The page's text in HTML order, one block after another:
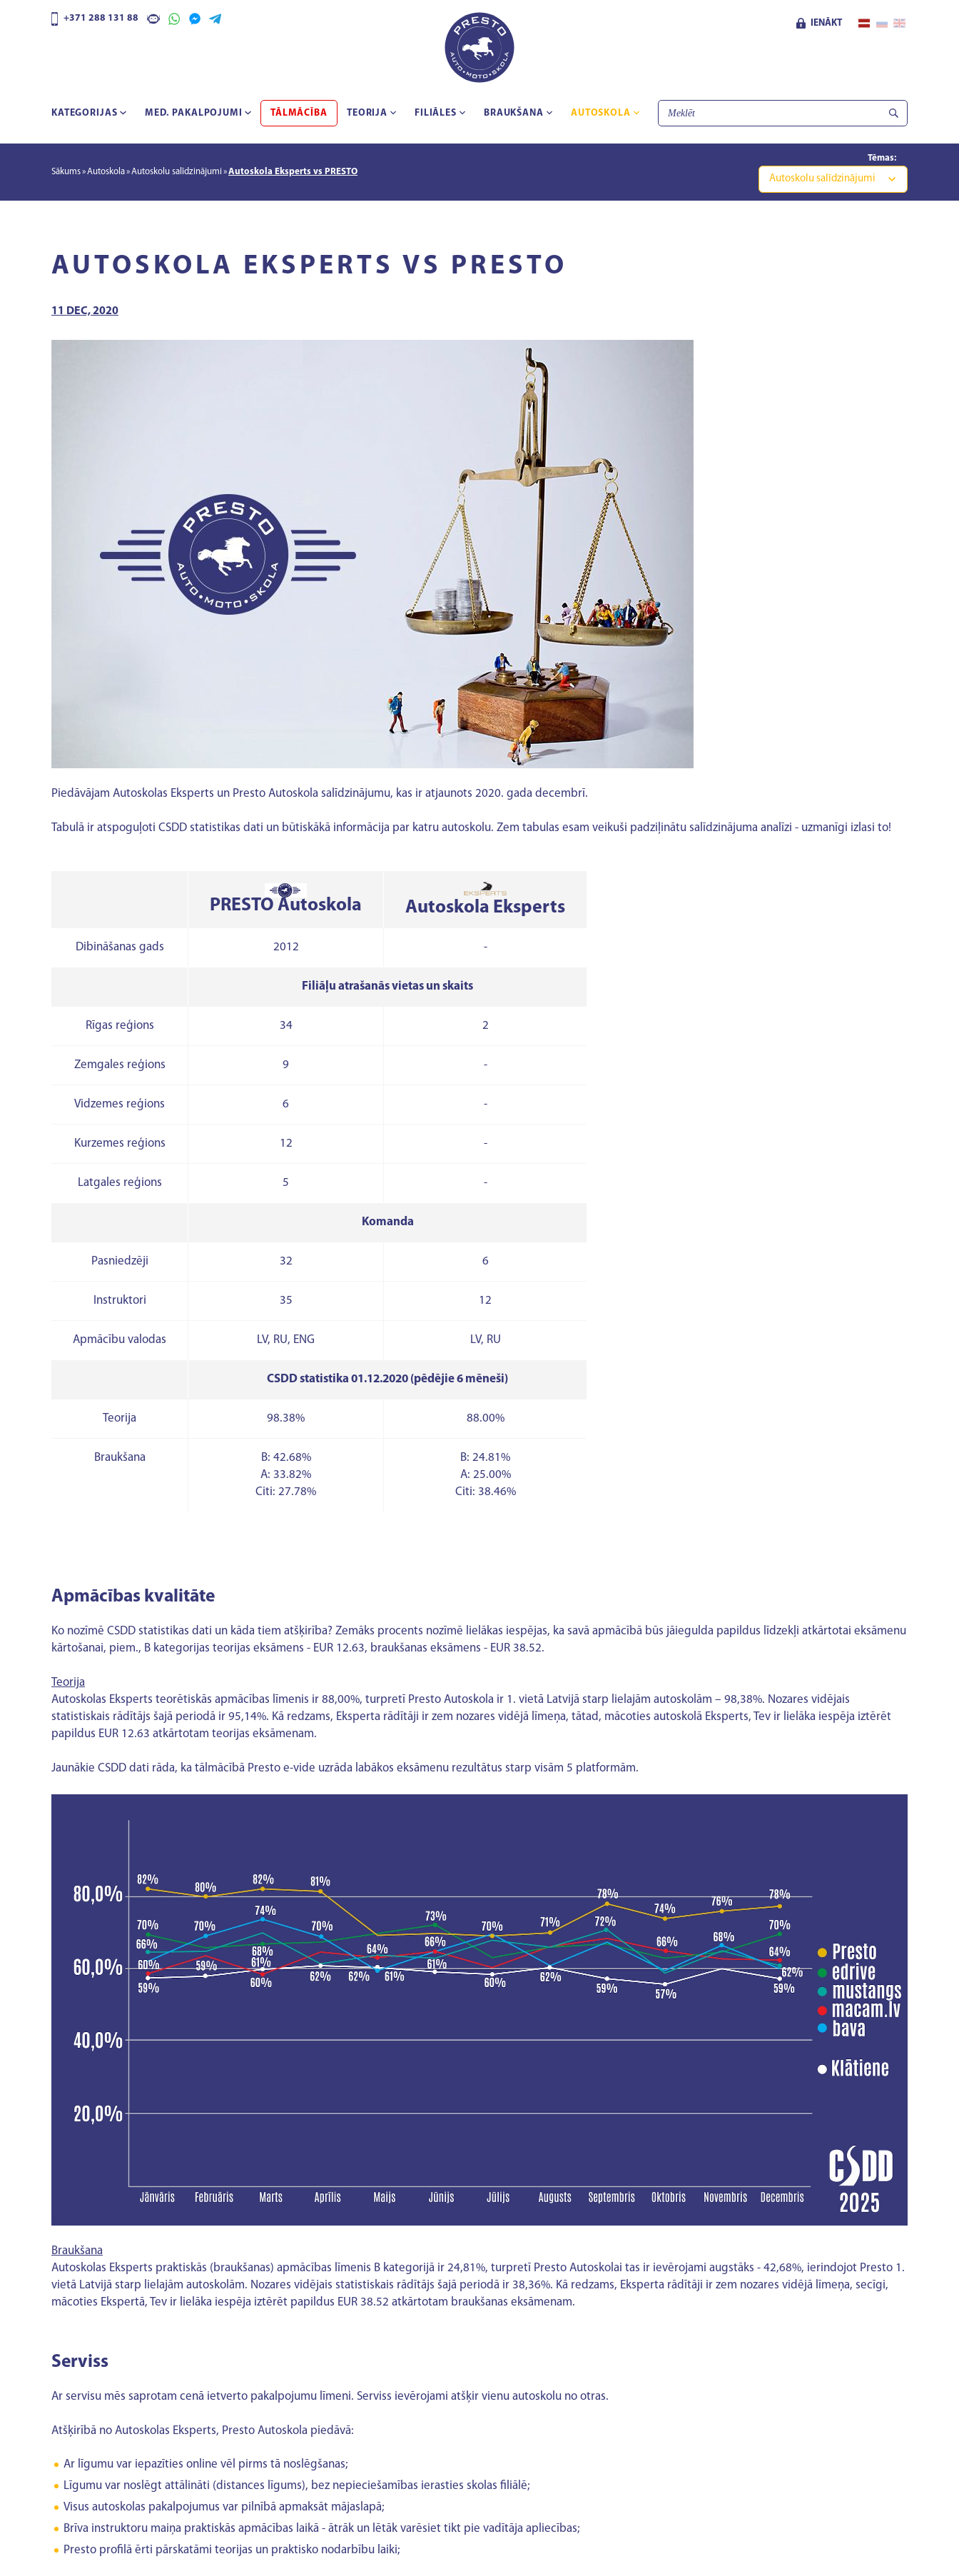
+371 288 131 88
IENĀKT
KATEGORIJAS MED. PAKALPOJUMI TĀLMĀCĪBA TEORIJA FILIĀLES BRAUKŠANA AUTOSKOLA
Sākums Autoskola Autoskolu salīdzinājumi Autoskola Eksperts vs PRESTO
Tēmas:
Autoskolu salīdzinājumi
AUTOSKOLA EKSPERTS VS PRESTO
11 DEC, 2020
Piedāvājam Autoskolas Eksperts un Presto Autoskola salīdzinājumu, kas ir atjaunots 2020. gada decembrī.
Tabulā ir atspoguļoti CSDD statistikas dati un būtiskākā informācija par katru autoskolu. Zem tabulas esam veikuši padziļinātu salīdzinājuma analīzi - uzmanīgi izlasi to!
PRESTO Autoskola Autoskola Eksperts
Dibināšanas gads 2012 -
Filiāļu atrašanās vietas un skaits
Rīgas reģions 34 2
Zemgales reģions 9 -
Vidzemes reģions 6 -
Kurzemes reģions 12 -
Latgales reģions 5 -
Komanda
Pasniedzēji 32 6
Instruktori 35 12
Apmācību valodas LV, RU, ENG LV, RU
CSDD statistika 01.12.2020 (pēdējie 6 mēneši)
Teorija 98.38% 88.00%
Braukšana
B: 42.68%
A: 33.82%
Citi: 27.78%
B: 24.81%
A: 25.00%
Citi: 38.46%
Apmācības kvalitāte
Ko nozīmē CSDD statistikas dati un kāda tiem atšķirība? Zemāks procents nozīmē lielākas iespējas, ka savā apmācībā būs jāiegulda papildus līdzekļi atkārtotai eksāmenu
kārtošanai, piem., B kategorijas teorijas eksāmens - EUR 12.63, braukšanas eksāmens - EUR 38.52.
Teorija
Autoskolas Eksperts teorētiskās apmācības līmenis ir 88,00%, turpretī Presto Autoskola ir 1. vietā Latvijā starp lielajām autoskolām – 98,38%. Nozares vidējais
statistiskais rādītājs šajā periodā ir 95,14%. Kā redzams, Eksperta rādītāji ir zem nozares vidējā līmeņa, tātad, mācoties autoskolā Eksperts, Tev ir lielāka iespēja iztērēt
papildus EUR 12.63 atkārtotam teorijas eksāmenam.
Jaunākie CSDD dati rāda, ka tālmācībā Presto e-vide uzrāda labākos eksāmenu rezultātus starp visām 5 platformām.
Braukšana
Autoskolas Eksperts praktiskās (braukšanas) apmācības līmenis B kategorijā ir 24,81%, turpretī Presto Autoskolai tas ir ievērojami augstāks - 42,68%, ierindojot Presto 1.
vietā Latvijā starp lielajām autoskolām. Nozares vidējais statistiskais rādītājs šajā periodā ir 38,36%. Kā redzams, Eksperta rādītāji ir zem nozares vidējā līmeņa, secīgi,
mācoties Ekspertā, Tev ir lielāka iespēja iztērēt papildus EUR 38.52 atkārtotam braukšanas eksāmenam.
Serviss
Ar servisu mēs saprotam cenā ietverto pakalpojumu līmeni. Serviss ievērojami atšķir vienu autoskolu no otras.
Atšķirībā no Autoskolas Eksperts, Presto Autoskola piedāvā:
Ar līgumu var iepazīties online vēl pirms tā noslēgšanas;
Līgumu var noslēgt attālināti (distances līgums), bez nepieciešamības ierasties skolas filiālē;
Visus autoskolas pakalpojumus var pilnībā apmaksāt mājaslapā;
Brīva instruktoru maiņa praktiskās apmācības laikā - ātrāk un lētāk varēsiet tikt pie vadītāja apliecības;
Presto profilā ērti pārskatāmi teorijas un praktisko nodarbību laiki;